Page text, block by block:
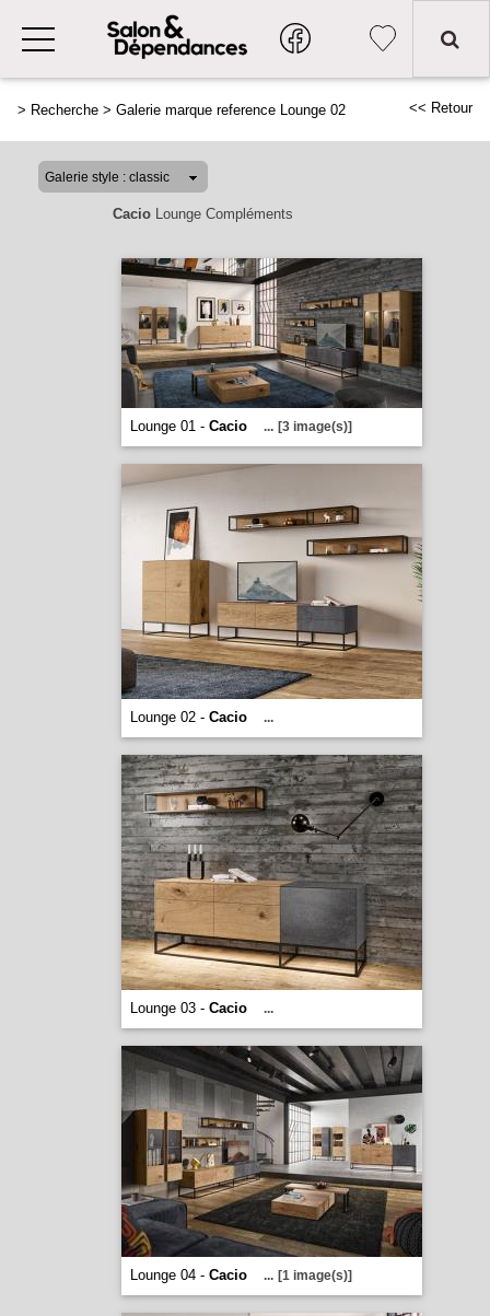
> Recherche > Galerie marque reference Lounge 02 << Retour
CacioLounge Compléments
Lounge 01 - Cacio ... [3 image(s)]
Lounge 02 - Cacio ...
Lounge 03 - Cacio ...
Lounge 04 - Cacio ... [1 image(s)]